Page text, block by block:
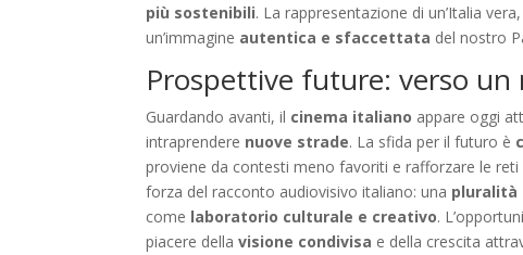
più sostenibili. La rappresentazione di un’Italia
un’immagine autentica e sfaccettata del nostro
Prospettive future: verso
Guardando avanti, il cinema italiano appare oggi
intraprendere nuove strade. La sfida per il futuro è
proviene da contesti meno favoriti e rafforzare le reti
forza del racconto audiovisivo italiano: una pluralità
come laboratorio culturale e creativo.
piacere dellavisione condivisa e della crescita